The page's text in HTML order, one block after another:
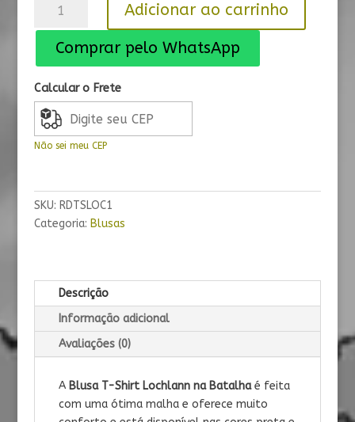
Lochlann
Batalha
quantidade
Adicionar ao carrinho
Comprar pelo WhatsApp
Calcular o Frete
Não sei meu CEP
SKU: RDTSLOC1
Categoria: Blusas
Descrição
Informação adicional
Avaliações (0)
A Blusa T-Shirt Lochlann na Batalhaé feita
com uma ótima malha e oferece muito